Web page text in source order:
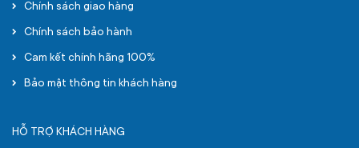
Chính sách giao hàng
Chính sách bảo hành
Cam kết chính hãng 100%
Bảo mật thông tin khách hàng
HỖ TRỢ KHÁCH HÀNG